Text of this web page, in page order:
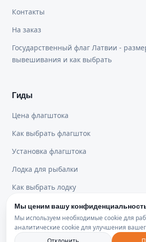
Контакты
На заказ
Государственный флаг Латвии -
вывешивания и как выбрать
Гиды
Цена флагштока
Как выбрать флагшток
Установка флагштока
Лодка для рыбалки
Как выбрать лодку
Юридическая информация
Мы ценим вашу
Мы используем необходимые cookie для
аналитические cookie для улучшения
Политика конфиденциальности